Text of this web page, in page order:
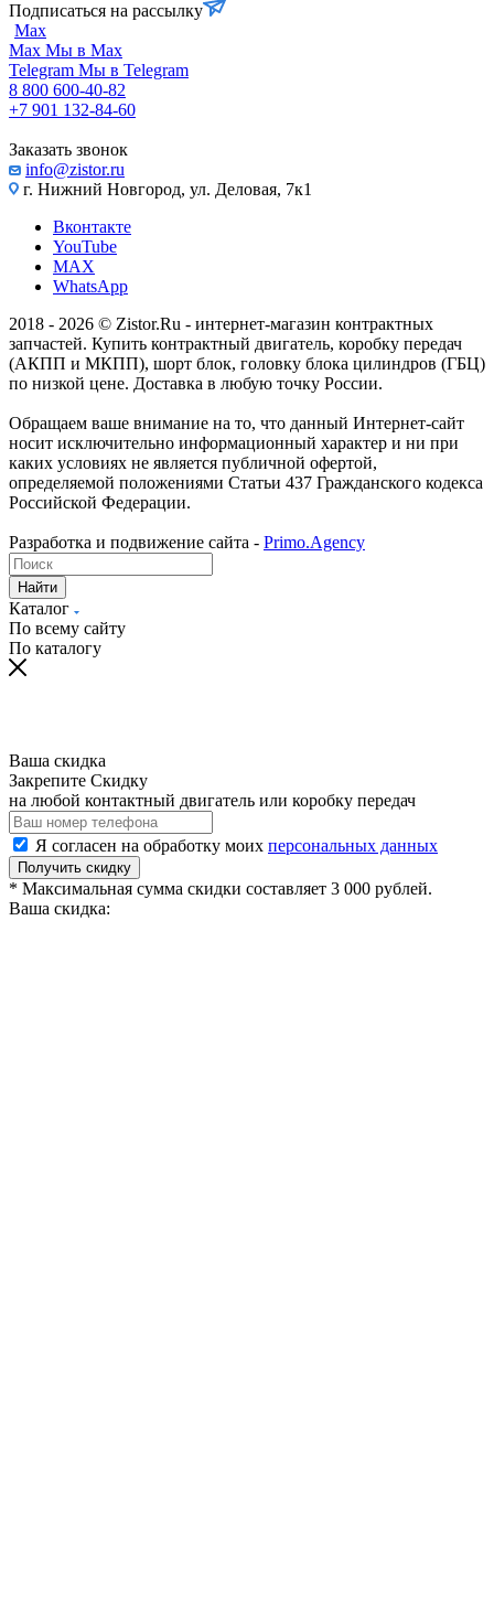
Подписаться на рассылку
Max
Max Мы в Max
Telegram Мы в Telegram
8 800 600-40-82
+7 901 132-84-60
Заказать звонок
info@zistor.ru
г. Нижний Новгород, ул. Деловая, 7к1
Вконтакте
YouTube
MAX
WhatsApp
2018 - 2026 © Zistor.Ru - интернет-магазин контрактных
запчастей. Купить контрактный двигатель, коробку передач
(АКПП и МКПП), шорт блок, головку блока цилиндров (ГБЦ)
по низкой цене. Доставка в любую точку России.
Обращаем ваше внимание на то, что данный Интернет-сайт
носит исключительно информационный характер и ни при
каких условиях не является публичной офертой,
определяемой положениями Статьи 437 Гражданского кодекса
Российской Федерации.
Разработка и подвижение сайта - Primo.Agency
Найти
Каталог
По всему сайту
По каталогу
Ваша скидка
Закрепите Скидку
на любой контактный двигатель или коробку передач
Я согласен на обработку моих персональных данных
Получить скидку
* Максимальная сумма скидки составляет 3 000 рублей.
Ваша скидка: